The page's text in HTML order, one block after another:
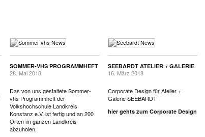
SOMMER-VHS PROGRAMMHEFT
28. Mai 2018
Das von uns gestaltete Sommer-
vhs Programmheft der
Volkshochschule Landkreis
Konstanz e.V. ist fertig und an 200
Orten im ganzen Landkreis
abzuholen.
SEEBARDT ATELIER + GALERIE
16. März 2018
Corporate Design für Atelier +
Galerie SEEBARDT
hier gehts zum Corporate Design